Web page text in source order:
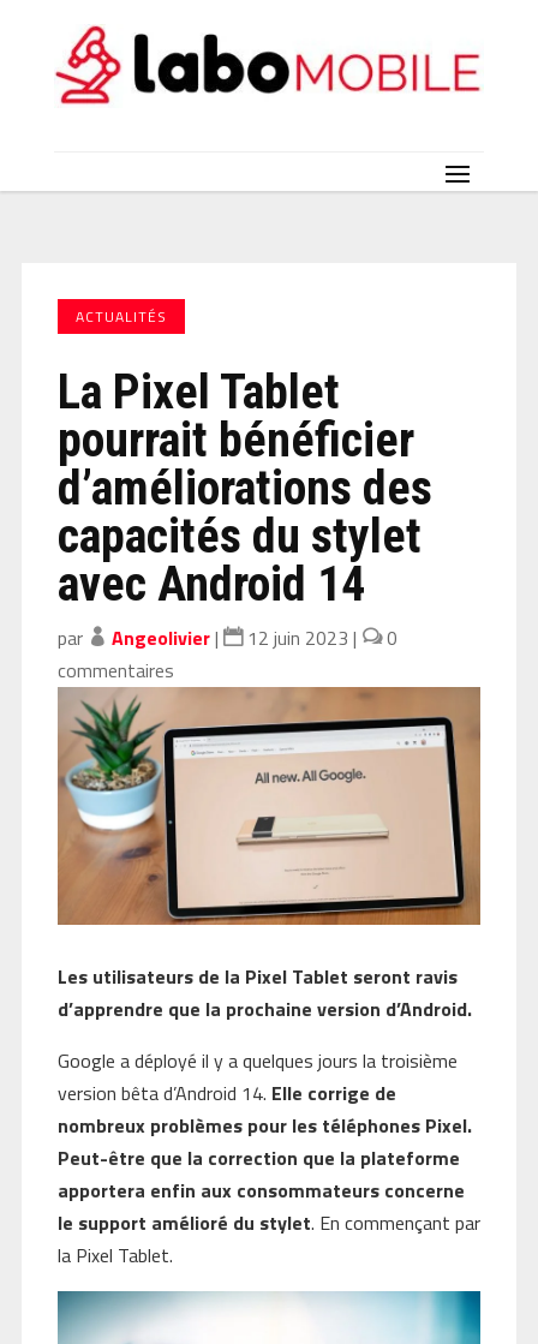
ACTUALITÉS
La Pixel Tablet
pourrait bénéficier
d’améliorations des
capacités du stylet
avec Android 14
par Angeolivier| 12 juin 2023 |
0
commentaires
Les utilisateurs de la Pixel Tablet seront ravis
d’apprendre que la prochaine version d’Android.
Google a déployé il y a quelques jours la troisième
version bêta d’Android 14. Elle corrige de
nombreux problèmes pour les téléphones Pixel.
Peut-être que la correction que la plateforme
apportera enfin aux consommateurs concerne
le support amélioré du stylet. En commençant par
la Pixel Tablet.